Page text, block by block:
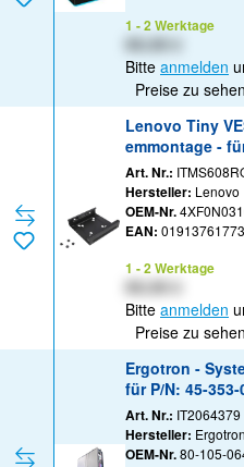
1 - 2 Werktage
Bitte anmelden
Preise zu sehen
Lenovo Tiny
emmontage -
M75; M75q
n P340
Art. Nr.:
Hersteller: Lenovo
OEM-Nr.
EAN:
1 - 2 Werktage
Bitte anmelden
Preise zu sehen
Ergotron -
für P/N: 45-
Art. Nr.: IT2064379
Hersteller: Ergotron
OEM-Nr.80-105-